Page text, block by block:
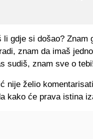
li gdje si došao? Znam
znam da imaš
sudiš, znam sve o
nije želio
kako će prava istina